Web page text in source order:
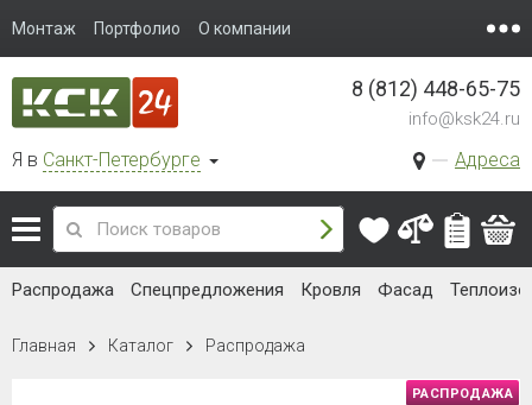
Монтаж Портфолио О компании
Я в Санкт-Петербурге Адреса
8 (812) 448-65-75
info@ksk24.ru
Распродажа Спецпредложения Кровля Фасад
Главная Каталог Распродажа
РАСПРОДАЖА